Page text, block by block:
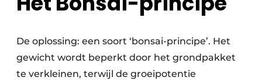
De oplossing: een soort ‘bonsai-principe’. Het
gewicht wordt beperkt door het grondpakket
te verkleinen, terwijl de groeipotentie